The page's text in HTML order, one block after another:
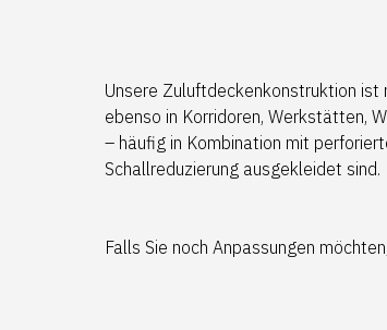
Unsere Zuluftdeckenkonstruktion ist
ebenso in Korridoren, Werkstätten,
– häufig in Kombination mit
Schallreduzierung ausgekleidet sind.
Falls Sie noch Anpassungen